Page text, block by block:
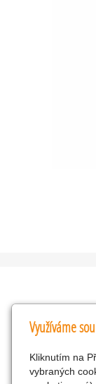
Kontakty
KNK
Využíváme
Kliknutím na
vybraných